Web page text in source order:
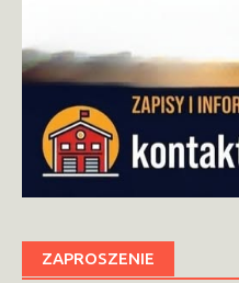
ZAPROSZENIE